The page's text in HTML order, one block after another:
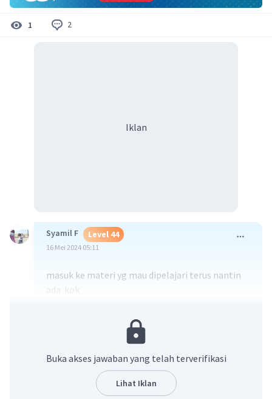
1 2
Iklan
Syamil F Level 44
16 Mei 2024 05:11
masuk ke materi yg mau dipelajari terus nantin
ada kok
Level 89
16 Mei 2024 06:58
Buka akses jawaban yang telah terverifikasi
Lihat Iklan